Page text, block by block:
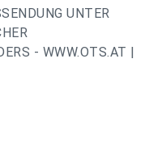
UNTER
- WWW.OTS.AT |